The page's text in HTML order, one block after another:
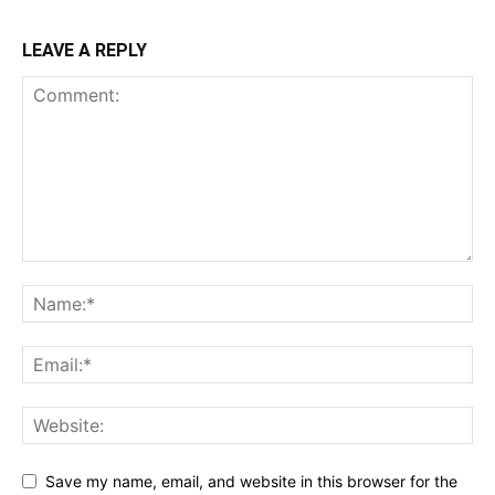
LEAVE A REPLY
Save my name, email, and website in this browser for the